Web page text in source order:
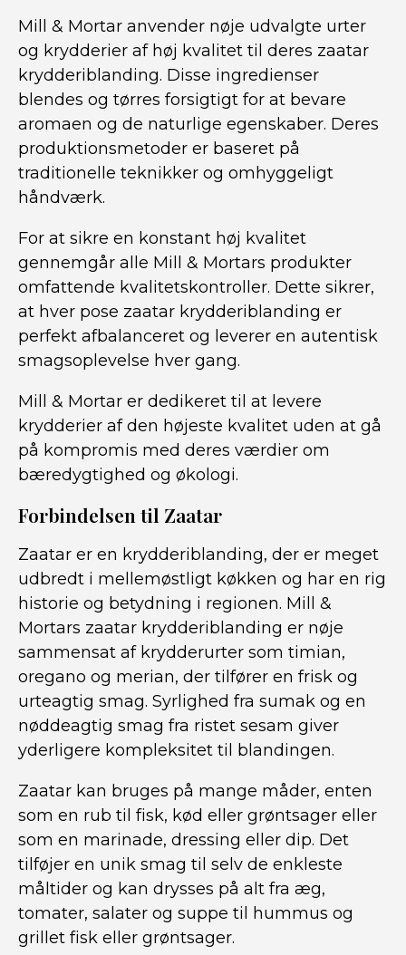
Mill & Mortar anvender nøje udvalgte urter
og krydderier af høj kvalitet til deres zaatar
krydderiblanding. Disse ingredienser
blendes og tørres forsigtigt for at bevare
aromaen og de naturlige egenskaber. Deres
produktionsmetoder er baseret på
traditionelle teknikker og omhyggeligt
håndværk.
For at sikre en konstant høj kvalitet
gennemgår alle Mill & Mortars produkter
omfattende kvalitetskontroller. Dette sikrer,
at hver pose zaatar krydderiblanding er
perfekt afbalanceret og leverer en autentisk
smagsoplevelse hver gang.
Mill & Mortar er dedikeret til at levere
krydderier af den højeste kvalitet uden at gå
på kompromis med deres værdier om
bæredygtighed og økologi.
Forbindelsen til Zaatar
Zaatar er en krydderiblanding, der er meget
udbredt i mellemøstligt køkken og har en rig
historie og betydning i regionen. Mill &
Mortars zaatar krydderiblanding er nøje
sammensat af krydderurter som timian,
oregano og merian, der tilfører en frisk og
urteagtig smag. Syrlighed fra sumak og en
nøddeagtig smag fra ristet sesam giver
yderligere kompleksitet til blandingen.
Zaatar kan bruges på mange måder, enten
som en rub til fisk, kød eller grøntsager eller
som en marinade, dressing eller dip. Det
tilføjer en unik smag til selv de enkleste
måltider og kan drysses på alt fra æg,
tomater, salater og suppe til hummus og
grillet fisk eller grøntsager.